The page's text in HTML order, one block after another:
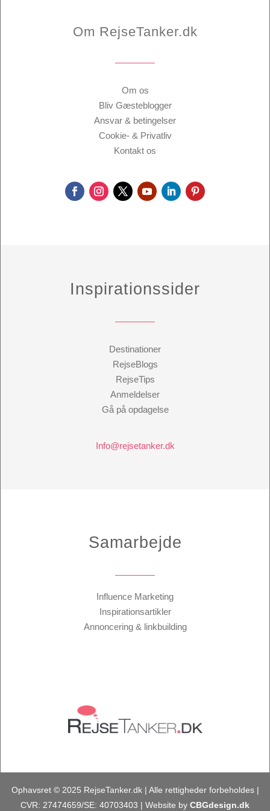
Om RejseTanker.dk
Om os
Bliv Gæsteblogger
Ansvar & betingelser
Cookie- & Privatliv
Kontakt os
Inspirationssider
Destinationer
RejseBlogs
RejseTips
Anmeldelser
Gå på opdagelse
Info@rejsetanker.dk
Samarbejde
Influence Marketing
Inspirationsartikler
Annoncering & linkbuilding
Ophavsret © 2025 RejseTanker.dk | Alle rettigheder forbeholdes |
CVR: 27474659/SE: 40703403 | Website by CBGdesign.dk